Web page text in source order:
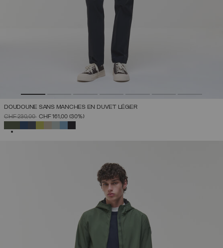
DOUDOUNE SANS MANCHES EN DUVET LÉGER
PRIX RÉDUIT DE
CHF 230,00ÀCHF 161,00 (30%)